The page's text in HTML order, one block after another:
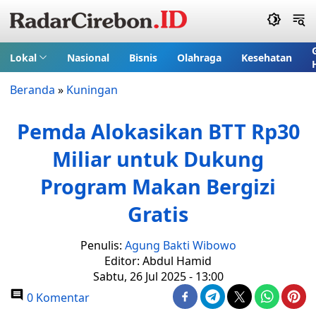
Lokal Nasional Bisnis Olahraga Kesehatan
Beranda » Kuningan
Pemda Alokasikan BTT Rp30
Miliar untuk Dukung
Program Makan Bergizi
Gratis
Penulis: Agung Bakti Wibowo
Editor: Abdul Hamid
Sabtu, 26 Jul 2025 - 13:00
0 Komentar